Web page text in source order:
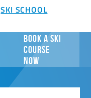
SKI SCHOOL
BOOK A SKI
COURSE
NOW